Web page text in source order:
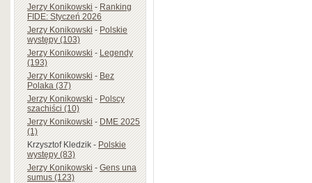
Jerzy Konikowski-Ranking
FIDE: Styczeń 2026
Jerzy Konikowski-Polskie
występy (103)
Jerzy Konikowski-Legendy
(193)
Jerzy Konikowski-Bez
Polaka (37)
Jerzy Konikowski-Polscy
szachiści (10)
Jerzy Konikowski-DME 2025
(1)
Krzysztof Kledzik-Polskie
występy (83)
Jerzy Konikowski-Gens una
sumus (123)